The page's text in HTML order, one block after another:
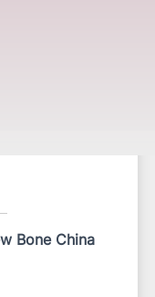
Bone China